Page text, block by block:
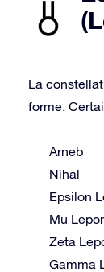
La
forme.
Arneb
Nihal
Epsilon
Mu
Zeta
Gamma